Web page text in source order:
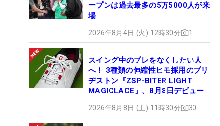
ープンは過去最多の5万5000人が来
場
2026年8月4日 (火) 12時30分 1
スイング中のブレをなくしたい人
へ！ 3種類の伸縮性ヒモ採用のブリ
ヂストン『ZSP-BITER LIGHT
MAGICLACE』、8月8日デビュー
2026年8月8日 (土) 11時30分 30